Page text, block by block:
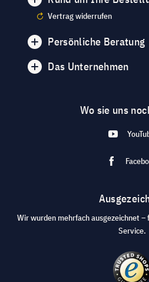
Vertrag widerrufen
Persönliche Beratung
Das Unternehmen
Wo sie uns
Wir wurden mehrfach ausgezeichnet –
Service.